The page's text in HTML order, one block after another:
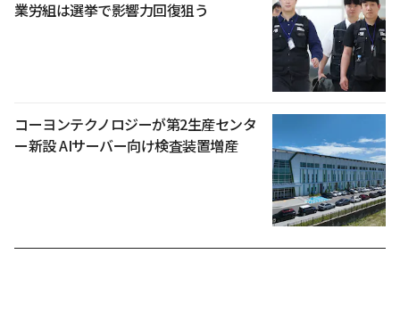
業労組は選挙で影響力回復狙う
コーヨンテクノロジーが第2生産センタ
ー新設 AIサーバー向け検査装置増産